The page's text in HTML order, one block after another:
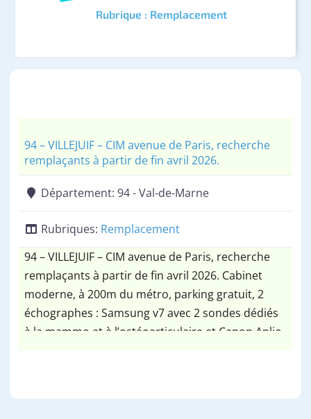
Rubrique : Remplacement
94 – VILLEJUIF – CIM avenue de Paris, recherche
remplaçants à partir de fin avril 2026.
Département:94 - Val-de-Marne
Rubriques: Remplacement
94 – VILLEJUIF – CIM avenue de Paris, recherche
remplaçants à partir de fin avril 2026. Cabinet
moderne, à 200m du métro, parking gratuit, 2
échographes : Samsung v7 avec 2 sondes dédiés
à la mammo et à l’ostéoarticulaire et Canon Aplio